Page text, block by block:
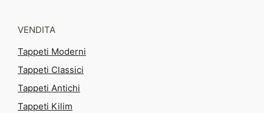
VENDITA
Tappeti Moderni
Tappeti Classici
Tappeti Antichi
Tappeti Kilim